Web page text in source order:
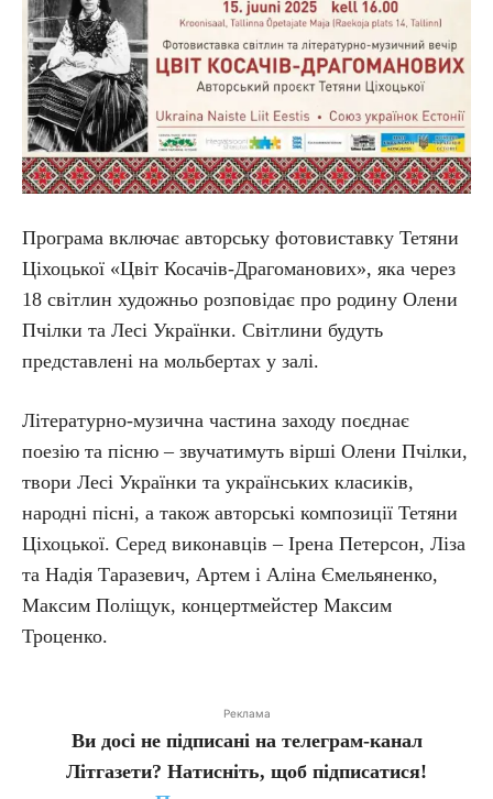
Програма включає авторську фотовиставку Тетяни
Ціхоцької «Цвіт Косачів-Драгоманових», яка через
18 світлин художньо розповідає про родину Олени
Пчілки та Лесі Українки. Світлини будуть
представлені на мольбертах у залі.
Літературно-музична частина заходу поєднає
поезію та пісню – звучатимуть вірші Олени Пчілки,
твори Лесі Українки та українських класиків,
народні пісні, а також авторські композиції Тетяни
Ціхоцької. Серед виконавців – Ірена Петерсон, Ліза
та Надія Таразевич, Артем і Аліна Ємельяненко,
Максим Поліщук, концертмейстер Максим
Троценко.
Реклама
Ви досі не підписані на телеграм-канал
Літгазети? Натисніть, щоб підписатися!